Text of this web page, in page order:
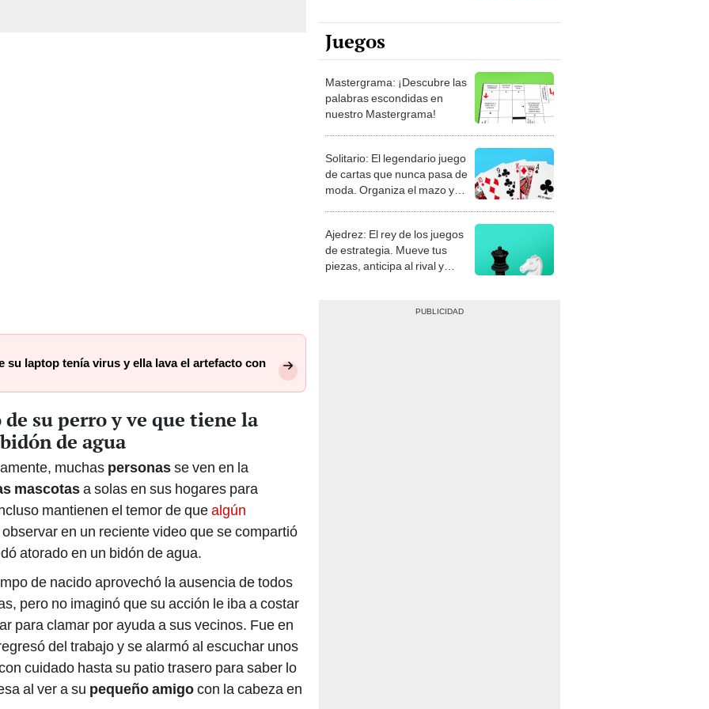
su laptop tenía virus y ella lava el artefacto con
su perro y ve que tiene la
de agua
muchas personasse ven en la
mascotasa solas en sus hogares para
mantienen el temor de quealgún
en un reciente video que se compartió
atorado en un bidón de agua.
de nacido aprovechó la ausencia de todos
pero no imaginó que su acción le iba a costar
para clamar por ayuda a sus vecinos. Fue en
del trabajo y se alarmó al escuchar unos
cuidado hasta su patio trasero para saber lo
al ver a su pequeño amigocon la cabeza en
Juegos
Mastergrama: ¡Descubre las
palabras escondidas en
nuestro Mastergrama!
Solitario: El legendario juego
de cartas que nunca pasa de
moda. Organiza el mazo y
Ajedrez: El rey de los juegos
de estrategia. Mueve tus
piezas, anticipa al rival y